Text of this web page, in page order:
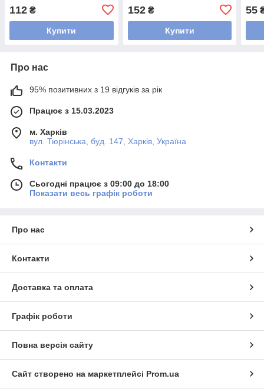
Chrome
112 ₴
Купити
Chrome
152₴
Купити
55
Про нас
95% позитивних з 19 відгуків за рік
Працює з 15.03.2023
м. Харків
вул. Тюрінська, буд. 147, Харків, Україна
Контакти
Сьогодні працює з 09:00 до 18:00
Показати весь графік роботи
Про нас
Контакти
Доставка та оплата
Графік роботи
Повна версія сайту
Сайт створено на маркетплейсі Prom.ua